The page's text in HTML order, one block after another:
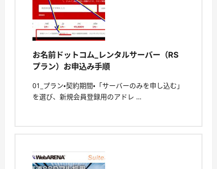
お名前ドットコム_レンタルサーバー（RS
プラン）お申込み手順
01_プラン・契約期間・「サーバーのみを申し込む」
を選び、新規会員登録用のアドレ …